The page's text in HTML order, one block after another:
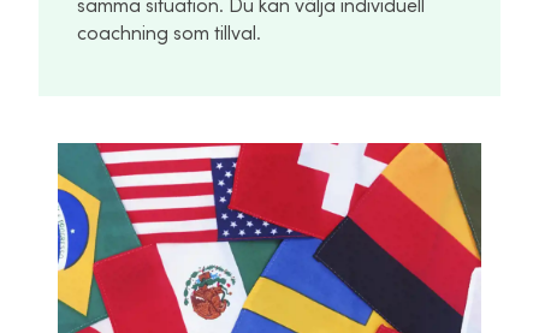
samma situation. Du kan välja individuell
coachning som tillval.